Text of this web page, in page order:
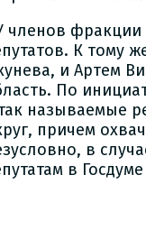
членов
К тому
и Артем
По
называемые
причем
в
в